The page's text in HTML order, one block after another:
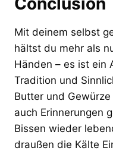
Mit deinem selbst
hältst du mehr als
Händen – es ist ein
Tradition und
Butter und
auch Erinnerungen
Bissen wieder
draußen die Kälte